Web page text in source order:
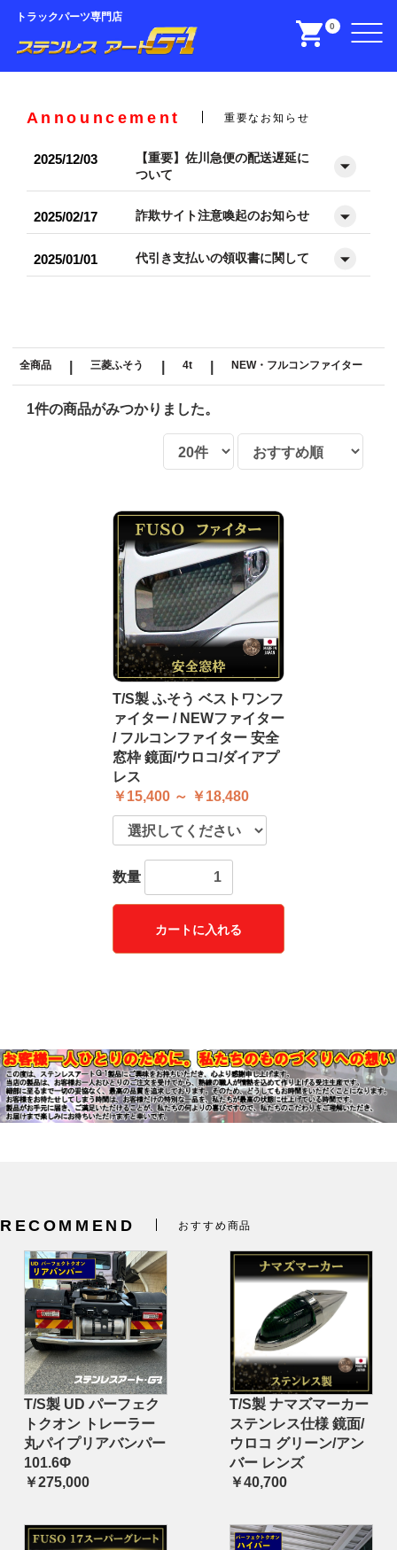
トラックパーツ専門店
0
Announcement 重要なお知らせ
2025/12/03
【重要】佐川急便の配送遅延に
ついて
2025/02/17 詐欺サイト注意喚起のお知らせ
2025/01/01 代引き支払いの領収書に関して
全商品 三菱ふそう 4t NEW・フルコンファイター
1件の商品がみつかりました。
T/S製 ふそう ベストワンフ
ァイター / NEWファイター
/ フルコンファイター 安全
窓枠 鏡面/ウロコ/ダイアプ
レス
￥15,400 ～ ￥18,480
数量
カートに入れる
RECOMMEND おすすめ商品
T/S製 UD パーフェク
トクオン トレーラー
丸パイプリアバンパー
101.6Φ
￥275,000
T/S製 ナマズマーカー
ステンレス仕様 鏡面/
ウロコ グリーン/アン
バー レンズ
￥40,700